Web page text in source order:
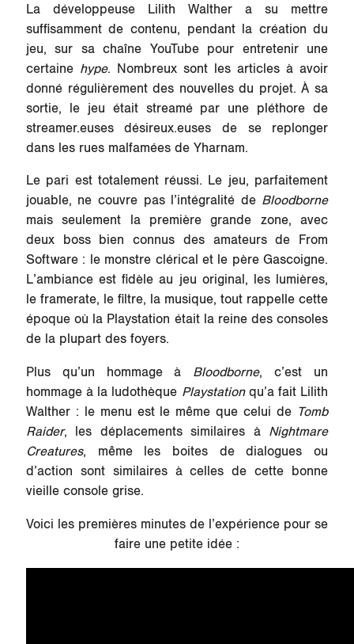
La développeuse Lilith Walther a su mettre
suffisamment de contenu, pendant la création du
jeu, sur sa chaîne YouTube pour entretenir une
certaine hype. Nombreux sont les articles à avoir
donné régulièrement des nouvelles du projet. À sa
sortie, le jeu était streamé par une pléthore de
streamer.euses désireux.euses de se replonger
dans les rues malfamées de Yharnam.
Le pari est totalement réussi. Le jeu, parfaitement
jouable, ne couvre pas l’intégralité de Bloodborne
mais seulement la première grande zone, avec
deux boss bien connus des amateurs de From
Software : le monstre clérical et le père Gascoigne.
L’ambiance est fidèle au jeu original, les lumières,
le framerate, le filtre, la musique, tout rappelle cette
époque où la Playstation était la reine des consoles
de la plupart des foyers.
Plus qu’un hommage à Bloodborne, c’est un
hommage à la ludothèque Playstationqu’a fait Lilith
Walther : le menu est le même que celui de Tomb
Raider, les déplacements similaires à Nightmare
Creatures, même les boites de dialogues ou
d’action sont similaires à celles de cette bonne
vieille console grise.
Voici les premières minutes de l’expérience pour se
faire une petite idée :